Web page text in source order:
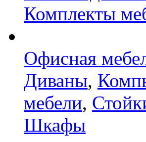
Комплекты
Офисная
Диваны,
мебели,
Шкафы